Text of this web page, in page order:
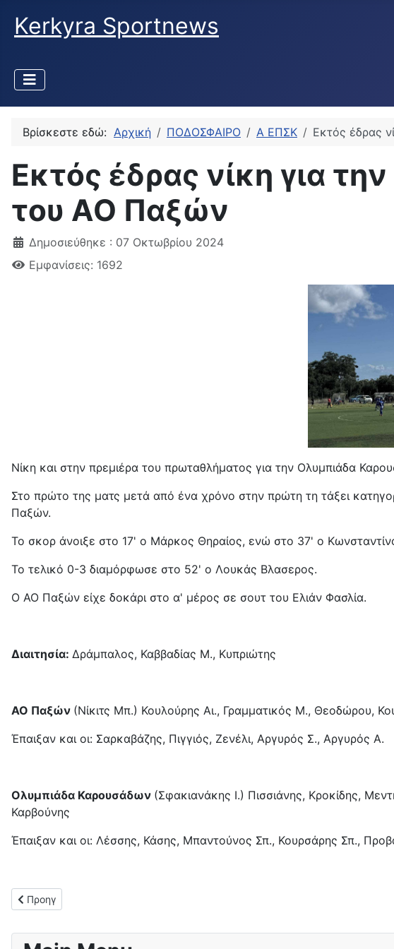
Kerkyra Sportnews
Βρίσκεστε εδώ: Αρχική ΠΟΔΟΣΦΑΙΡΟ Α ΕΠΣΚ Εκτός έδρας
Εκτός έδρας νίκη για
του ΑΟ Παξών
Δημοσιεύθηκε : 07 Οκτωβρίου 2024
Εμφανίσεις: 1692
Νίκη και στην πρεμιέρα του πρωταθλήματος για την Ολυμπιάδα
Στο πρώτο της ματς μετά από ένα χρόνο στην πρώτη τη τάξει
Παξών.
Το σκορ άνοιξε στο 17' ο Μάρκος Θηραίος, ενώ στο 37' ο
Το τελικό 0-3 διαμόρφωσε στο 52' ο Λουκάς Βλασερος.
Ο ΑΟ Παξών είχε δοκάρι στο α' μέρος σε σουτ του Ελιάν Φασλία.
Διαιτησία: Δράμπαλος, Καββαδίας Μ., Κυπριώτης
ΑΟ Παξών (Νίκιτς Μπ.) Κουλούρης Αι., Γραμματικός Μ., Θεοδώρου,
Έπαιξαν και οι: Σαρκαβάζης, Πιγγιός, Ζενέλι, Αργυρός Σ., Αργυρός Α.
Ολυμπιάδα Καρουσάδων (Σφακιανάκης Ι.) Πισσιάνης, Κροκίδης,
Καρβούνης
Έπαιξαν και οι: Λέσσης, Κάσης, Μπαντούνος Σπ., Κουρσάρης Σπ.,
Προηγούμενο άρθρο: Σημαντική νίκη για τον ΑΠΣ Μπενιτσών (2-4) επί του
Προηγ